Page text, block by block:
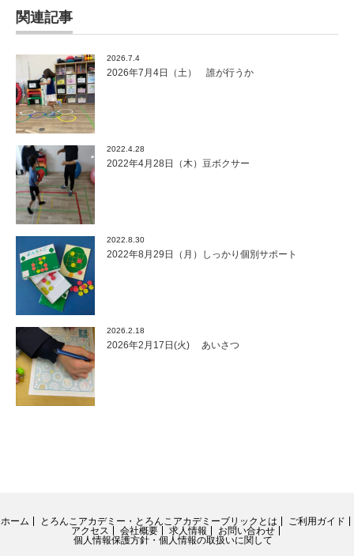
関連記事
2026.7.4
2026年7月4日（土） 誰が行うか
2022.4.28
2022年4月28日（木）豆ボクサー
2022.8.30
2022年8月29日（月）しっかり個別サポート
2026.2.18
2026年2月17日(火) あいさつ
ホーム とろんこアカデミー・とろんこアカデミーブリックとは
ご利用ガイド
アクセス
会社概要 求人情報
お問い合わせ
個人情報保護方針・個人情報の取扱いに関して